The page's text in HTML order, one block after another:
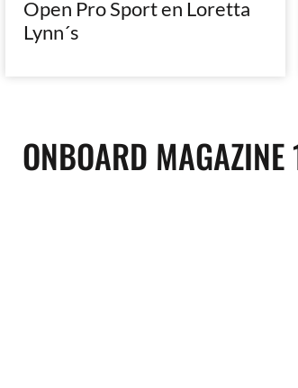
Open Pro Sport en Loretta
Lynn´s
ONBOARD